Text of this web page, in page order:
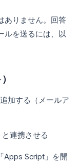
ありません。回答
ルを送るには、以
加する（メールア
連携させる
Apps Script」を開